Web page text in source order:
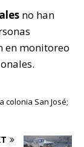
no han
en monitoreo
colonia San José;